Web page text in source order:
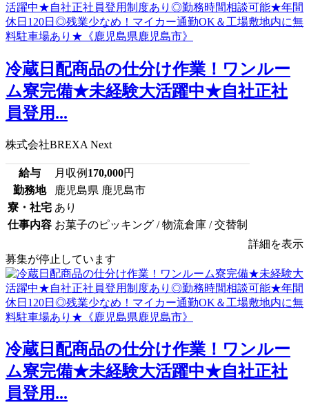
冷蔵日配商品の仕分け作業！ワンルー
ム寮完備★未経験大活躍中★自社正社
員登用...
株式会社BREXA Next
給与 月収例 170,000円
勤務地
鹿児島県 鹿児島市
寮・社宅 あり
仕事内容 お菓子のピッキング / 物流倉庫 / 交替制
詳細を表示
募集が停止しています
冷蔵日配商品の仕分け作業！ワンルー
ム寮完備★未経験大活躍中★自社正社
員登用...